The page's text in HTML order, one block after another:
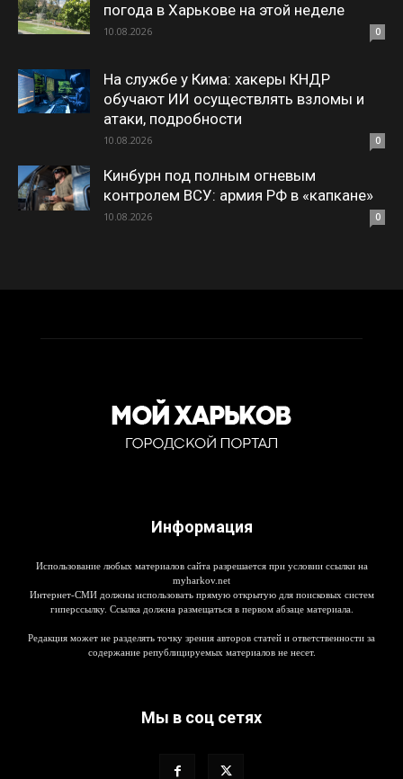
погода в Харькове на этой неделе
10.08.2026 0
На службе у Кима: хакеры КНДР
обучают ИИ осуществлять взломы и
атаки, подробности
10.08.2026 0
Кинбурн под полным огневым
контролем ВСУ: армия РФ в «капкане»
10.08.2026 0
Информация
Использование любых материалов сайта разрешается при условии ссылки на
myharkov.net
Интернет-СМИ должны использовать прямую открытую для поисковых систем
гиперссылку. Ссылка должна размещаться в первом абзаце материала.
Редакция может не разделять точку зрения авторов статей и ответственности за
содержание републицируемых материалов не несет.
Мы в соц сетях